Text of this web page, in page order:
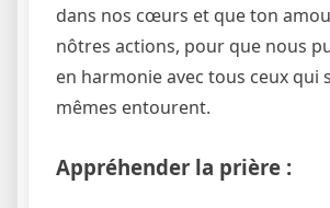
dans nos cœurs et que ton
nôtres actions, pour que nous
en harmonie avec tous ceux qui
mêmes entourent.
Appréhender la prière :